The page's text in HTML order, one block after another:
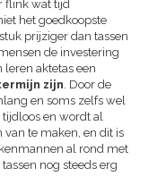
flink wat tijd
het goedkoopste
prijziger dan tassen
de investering
leren aktetas een
zijn . Door de
en soms zelfs wel
en wordt al
te maken, en dit is
al rond met
nog steeds erg